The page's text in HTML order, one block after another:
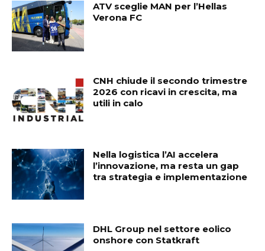
ATV sceglie MAN per l’Hellas
Verona FC
CNH chiude il secondo trimestre
2026 con ricavi in crescita, ma
utili in calo
Nella logistica l’AI accelera
l’innovazione, ma resta un gap
tra strategia e implementazione
DHL Group nel settore eolico
onshore con Statkraft